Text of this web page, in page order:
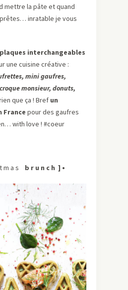
mettre la pâte et quand
inratable je vous
plaques interchangeables
une cuisine créative :
mini gaufres,
monsieur, donuts,
que ça ! Bref un
France pour des gaufres
with love ! #coeur
m a s b r u n c h ] •